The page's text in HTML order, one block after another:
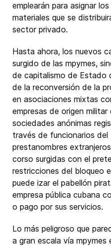
emplearán para asignar
materiales que se
sector privado.
Hasta ahora, los nuevos
surgido de las mpymes,
de capitalismo de Estado
de la reconversión de la
en asociaciones mixtas
empresas de origen
sociedades anónimas
través de funcionarios del
prestanombres
corso surgidas con el
restricciones del bloqueo
puede izar el pabellón
empresa pública cubana
o pago por sus servicios.
Lo más peligroso que
a gran escala vía mpymes